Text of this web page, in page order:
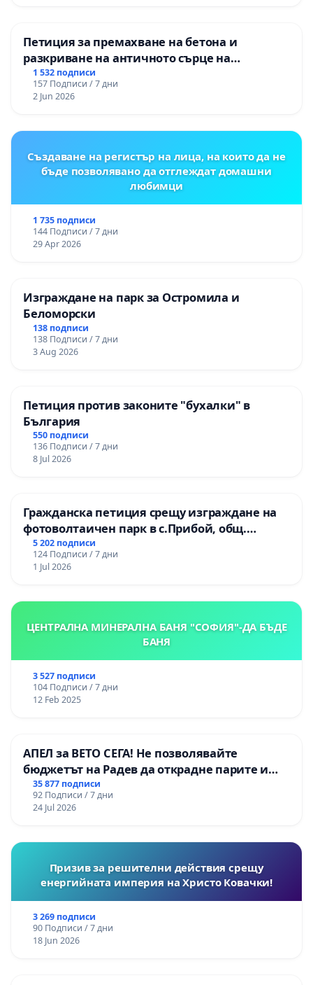
Петиция за премахване на бетона и
разкриване на античното сърце на
Могиланската могила във Враца
1 532 подписи
157 Подписи / 7 дни
2 Jun 2026
Създаване на регистър на лица, на които да не
бъде позволявано да отглеждат домашни
любимци
1 735 подписи
144 Подписи / 7 дни
29 Apr 2026
Изграждане на парк за Остромила и
Беломорски
138 подписи
138 Подписи / 7 дни
3 Aug 2026
Петиция против законите "бухалки" в
България
550 подписи
136 Подписи / 7 дни
8 Jul 2026
Гражданска петиция срещу изграждане на
фотоволтаичен парк в с.Прибой, общ.
Радомир
5 202 подписи
124 Подписи / 7 дни
1 Jul 2026
ЦЕНТРАЛНА МИНЕРАЛНА БАНЯ "СОФИЯ"-ДА БЪДЕ
БАНЯ
3 527 подписи
104 Подписи / 7 дни
12 Feb 2025
АПЕЛ за ВЕТО СЕГА! Не позволявайте
бюджетът на Радев да открадне парите и
правата ни в тъмното
35 877 подписи
92 Подписи / 7 дни
24 Jul 2026
Призив за решителни действия срещу
енергийната империя на Христо Ковачки!
3 269 подписи
90 Подписи / 7 дни
18 Jun 2026